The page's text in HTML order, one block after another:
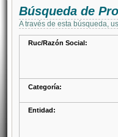
Búsqueda de
A través de esta búsqueda,
Ruc/Razón Social:
Categoría:
Entidad: